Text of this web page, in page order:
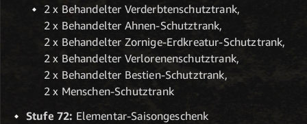
2 x Behandelter Verderbtenschutztrank,
2 x Behandelter Ahnen-Schutztrank,
2 x Behandelter Zornige-Erdkreatur-Schutztrank,
2 x Behandelter Verlorenenschutztrank,
2 x Behandelter Bestien-Schutztrank,
2 x Menschen-Schutztrank
Stufe 72: Elementar-Saisongeschenk